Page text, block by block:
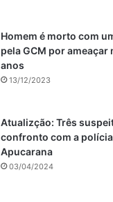
Homem é morto com
pela GCM por ameaçar
anos
13/12/2023
Atualizção: Três
confronto com a
Apucarana
03/04/2024